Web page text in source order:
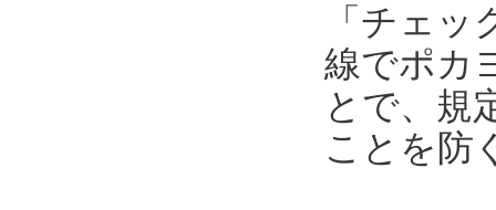
「チェ
線でポカ
とで、規
ことを防